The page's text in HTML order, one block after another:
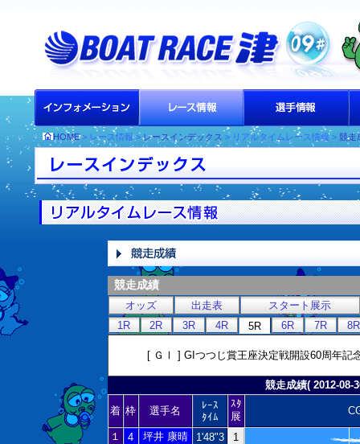
HOME> レース情報 >レースインデックス > リアルタイムレース情報 > 競走
競走成績
オッズ 出走表
スタート展示
1R
2R 3R 4R 5R 6R 7R 8R
[ ＧⅠ ] GIつつじ賞王座決定戦開設60
競走成績( 2012-08-
着 枠 選手名
ﾚｰｽ
ﾀｲﾑ
ｽﾀ
展
１ 4 坪井 康晴 1'48"3
1